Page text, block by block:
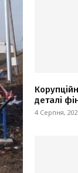
деталі
4 Серпня,